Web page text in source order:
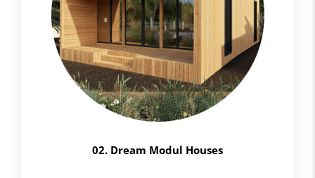
02. Dream Modul Houses